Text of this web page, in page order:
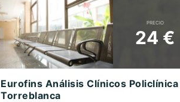
PRECIO
24 €
Eurofins Análisis Clínicos Policlínica
Torreblanca